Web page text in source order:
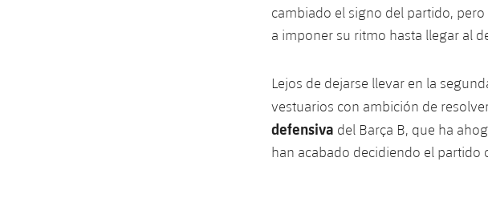
cambiado el signo del partido,
a imponer su ritmo hasta llegar al
Lejos de dejarse llevar en la
vestuarios con ambición de
defensiva del Barça B, que ha
han acabado decidiendo el partido